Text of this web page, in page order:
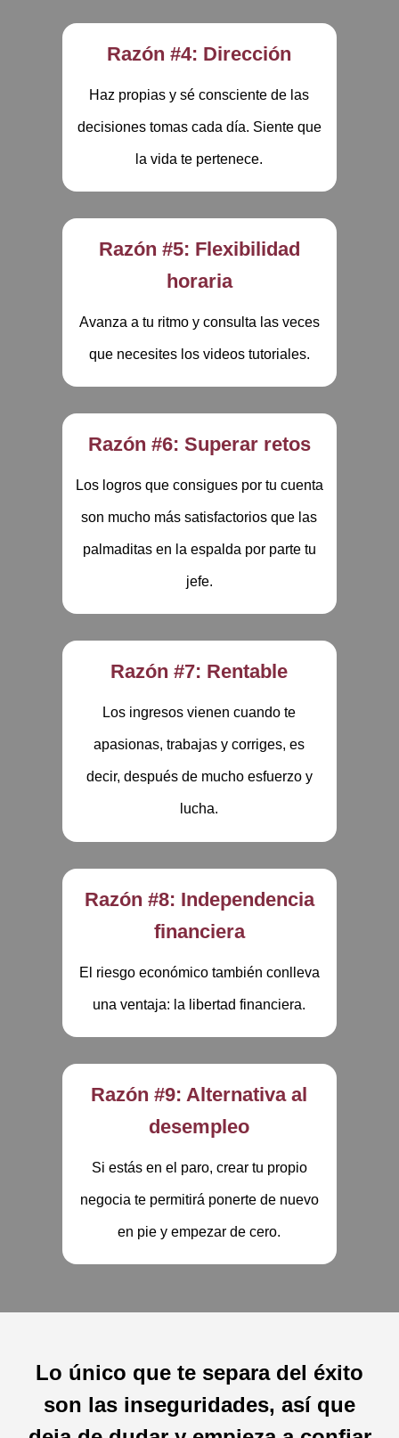
Razón #4: Dirección
Haz propias y sé consciente de las
decisiones tomas cada día. Siente que
la vida te pertenece.
Razón #5: Flexibilidad
horaria
Avanza a tu ritmo y consulta las veces
que necesites los videos tutoriales.
Razón #6: Superar retos
Los logros que consigues por tu cuenta
son mucho más satisfactorios que las
palmaditas en la espalda por parte tu
jefe.
Razón #7: Rentable
Los ingresos vienen cuando te
apasionas, trabajas y corriges, es
decir, después de mucho esfuerzo y
lucha.
Razón #8: Independencia
financiera
El riesgo económico también conlleva
una ventaja: la libertad financiera.
Razón #9: Alternativa al
desempleo
Si estás en el paro, crear tu propio
negocia te permitirá ponerte de nuevo
en pie y empezar de cero.
Lo único que te separa del éxito
son las inseguridades, así que